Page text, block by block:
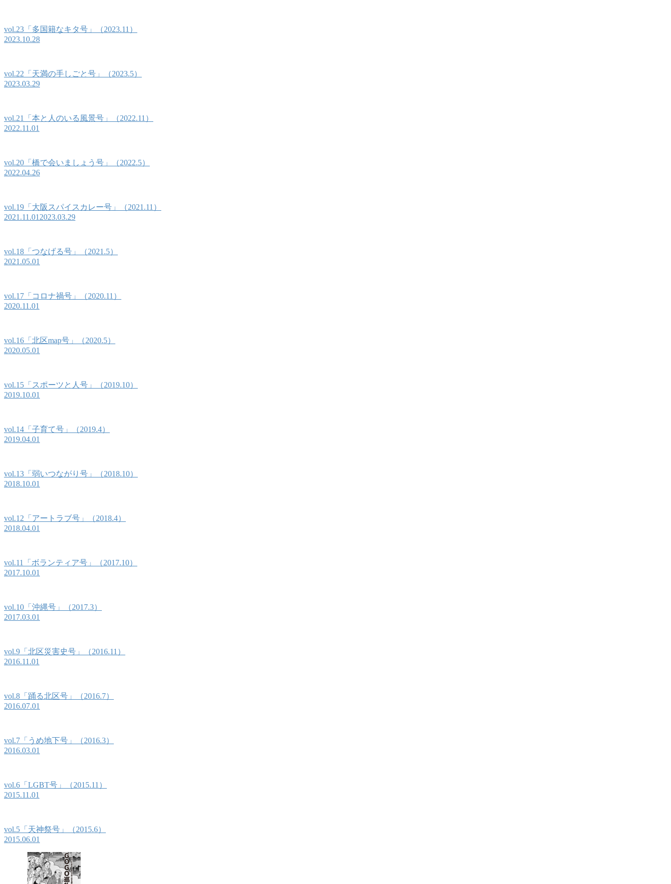
vol.23「多国籍なキタ号」（2023.11）
2023.10.28
vol.22「天満の手しごと号」（2023.5）
2023.03.29
vol.21「本と人のいる風景号」（2022.11）
2022.11.01
vol.20「橋で会いましょう号」（2022.5）
2022.04.26
vol.19「大阪スパイスカレー号」（2021.11）
2021.11.01 2023.03.29
vol.18「つなげる号」（2021.5）
2021.05.01
vol.17「コロナ禍号」（2020.11）
2020.11.01
vol.16「北区map号」（2020.5）
2020.05.01
vol.15「スポーツと人号」（2019.10）
2019.10.01
vol.14「子育て号」（2019.4）
2019.04.01
vol.13「弱いつながり号」（2018.10）
2018.10.01
vol.12「アートラブ号」（2018.4）
2018.04.01
vol.11「ボランティア号」（2017.10）
2017.10.01
vol.10「沖縄号」（2017.3）
2017.03.01
vol.9「北区災害史号」（2016.11）
2016.11.01
vol.8「踊る北区号」（2016.7）
2016.07.01
vol.7「うめ地下号」（2016.3）
2016.03.01
vol.6「LGBT号」（2015.11）
2015.11.01
vol.5「天神祭号」（2015.6）
2015.06.01